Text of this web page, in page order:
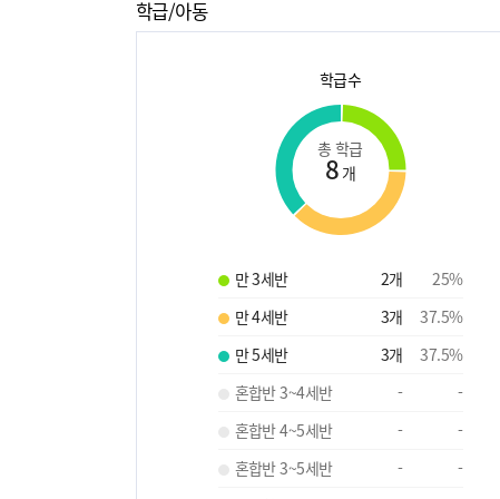
학급/아동
학급수
총 학급
8 개
만 3세반 2개 25%
만 4세반
3개 37.5%
만 5세반
3개 37.5%
혼합반 3~4세반
-
-
혼합반 4~5세반
-
-
혼합반 3~5세반
-
-